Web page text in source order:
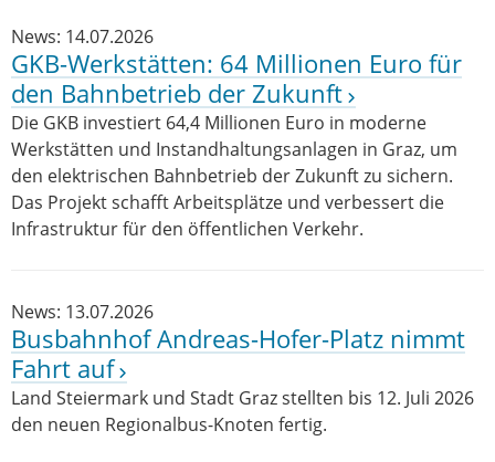
News: 14.07.2026
GKB-Werkstätten: 64 Millionen Euro für
den Bahnbetrieb der Zukunft
Die GKB investiert 64,4 Millionen Euro in moderne
Werkstätten und Instandhaltungsanlagen in Graz, um
den elektrischen Bahnbetrieb der Zukunft zu sichern.
Das Projekt schafft Arbeitsplätze und verbessert die
Infrastruktur für den öffentlichen Verkehr.
News: 13.07.2026
Busbahnhof Andreas-Hofer-Platz nimmt
Fahrt auf
Land Steiermark und Stadt Graz stellten bis 12. Juli 2026
den neuen Regionalbus-Knoten fertig.